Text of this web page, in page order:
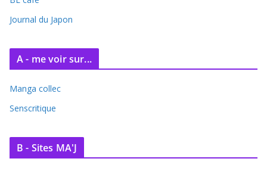
Journal du Japon
A - me voir sur...
Manga collec
Senscritique
B - Sites MA'J